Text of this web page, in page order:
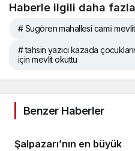
Haberle ilgili daha
# Sugören mahallesi camii mevlit
# tahsin yazıcı kazada
için mevlit okuttu
Benzer Haberler
Şalpazarı’nın en büyük